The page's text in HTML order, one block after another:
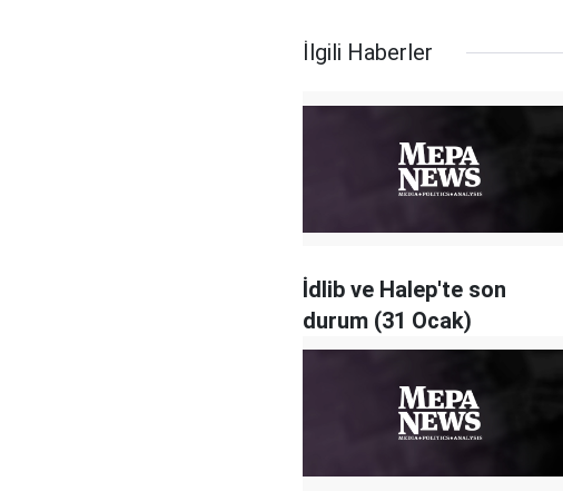
İlgili Haberler
İdlib ve Halep'te son
durum (31 Ocak)